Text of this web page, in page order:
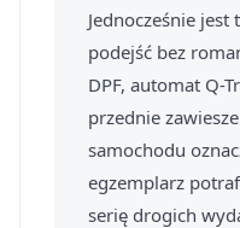
Jednocześnie
podejść bez
DPF, automat Q-
przednie
samochodu
egzemplarz
serię drogich